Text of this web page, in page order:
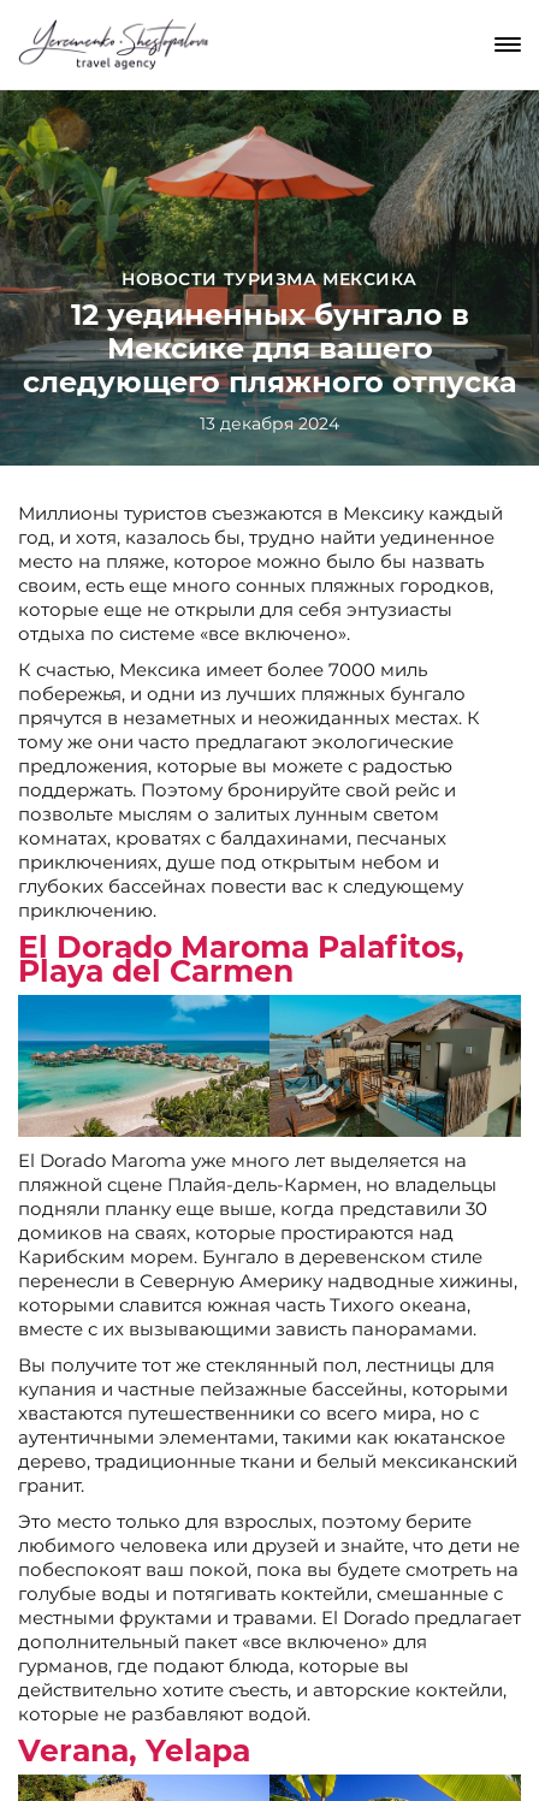
НОВОСТИ ТУРИЗМА МЕКСИКА
12 уединенных бунгало в
Мексике для вашего
следующего пляжного отпуска
13 декабря 2024
Миллионы туристов съезжаются в Мексику каждый
год, и хотя, казалось бы, трудно найти уединенное
место на пляже, которое можно было бы назвать
своим, есть еще много сонных пляжных городков,
которые еще не открыли для себя энтузиасты
отдыха по системе «все включено».
К счастью, Мексика имеет более 7000 миль
побережья, и одни из лучших пляжных бунгало
прячутся в незаметных и неожиданных местах. К
тому же они часто предлагают экологические
предложения, которые вы можете с радостью
поддержать. Поэтому бронируйте свой рейс и
позвольте мыслям о залитых лунным светом
комнатах, кроватях с балдахинами, песчаных
приключениях, душе под открытым небом и
глубоких бассейнах повести вас к следующему
приключению.
El Dorado Maroma Palafitos,
Playa del Carmen
El Dorado Maroma уже много лет выделяется на
пляжной сцене Плайя-дель-Кармен, но владельцы
подняли планку еще выше, когда представили 30
домиков на сваях, которые простираются над
Карибским морем. Бунгало в деревенском стиле
перенесли в Северную Америку надводные хижины,
которыми славится южная часть Тихого океана,
вместе с их вызывающими зависть панорамами.
Вы получите тот же стеклянный пол, лестницы для
купания и частные пейзажные бассейны, которыми
хвастаются путешественники со всего мира, но с
аутентичными элементами, такими как юкатанское
дерево, традиционные ткани и белый мексиканский
гранит.
Это место только для взрослых, поэтому берите
любимого человека или друзей и знайте, что дети не
побеспокоят ваш покой, пока вы будете смотреть на
голубые воды и потягивать коктейли, смешанные с
местными фруктами и травами. El Dorado предлагает
дополнительный пакет «все включено» для
гурманов, где подают блюда, которые вы
действительно хотите съесть, и авторские коктейли,
которые не разбавляют водой.
Verana, Yelapa